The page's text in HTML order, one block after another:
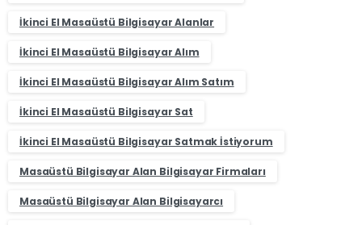
İkinci El Masaüstü Bilgisayar Alanlar
İkinci El Masaüstü Bilgisayar Alım
İkinci El Masaüstü Bilgisayar Alım Satım
İkinci El Masaüstü Bilgisayar Sat
İkinci El Masaüstü Bilgisayar Satmak İstiyorum
Masaüstü Bilgisayar Alan Bilgisayar Firmaları
Masaüstü Bilgisayar Alan Bilgisayarcı